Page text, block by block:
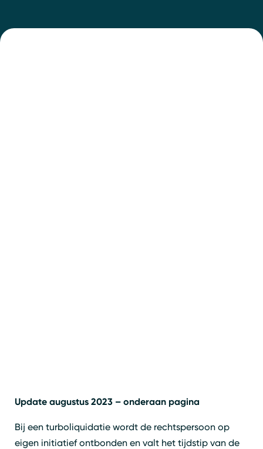
Update augustus 2023 – onderaan pagina
Bij een turboliquidatie wordt de rechtspersoon op
eigen initiatief ontbonden en valt het tijdstip van de